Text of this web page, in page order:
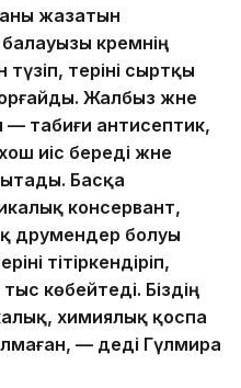
жазатын
кремнің
теріні сыртқы
Жалбыз және
табиғи антисептик,
иіс береді және
Басқа
консервант,
дәрумендер болуы
тітіркендіріп,
көбейтеді. Біздің
химиялық қоспа
— деді Гүлмира